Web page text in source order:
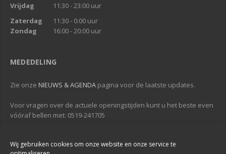
Wij gebruiken cookies om onze website en onze service te
Vrijdag
11:30 - 23:00 uur
Zaterdag
11:30 - 0:00 uur
Zondag
16:00 - 20:00 uur
MEDEDELING
Zie onze NIEUWS & AGENDA pagina voor de laatste updates.
Voor vragen over de actuele openingstijden kunt u het beste even
vóóraf bellen met: 0519-241705
...Veldzicht Metslawier